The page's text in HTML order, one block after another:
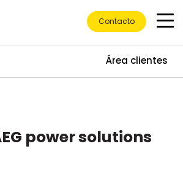
contenido
Área clientes
Contacto
power solutions